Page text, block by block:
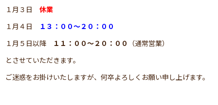
１月３日休業
１月４日
１３：００～２０：００
１月５日以降
１１：００～２０：００
（通常営業）
とさせていただきます。
ご迷惑をお掛けいたしますが、何卒よろしくお願い申し上げます。